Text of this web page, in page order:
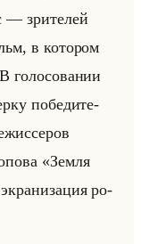
— зри­те­лей
в ко­то­ром
го­ло­со­ва­нии
по­бе­ди­те­
«Земля
ро­